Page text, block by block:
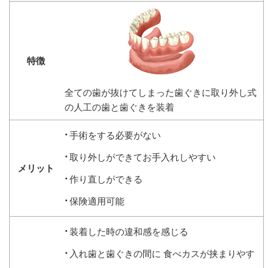
全ての歯が抜けてしまった歯ぐきに取り外し式
の人工の歯と歯ぐきを装着
手術をする必要がない
取り外しができてお手入れしやすい
作り直しができる
保険適用可能
装着した時の違和感を感じる
入れ歯と歯ぐきの間に 食べカスが挟まりやす